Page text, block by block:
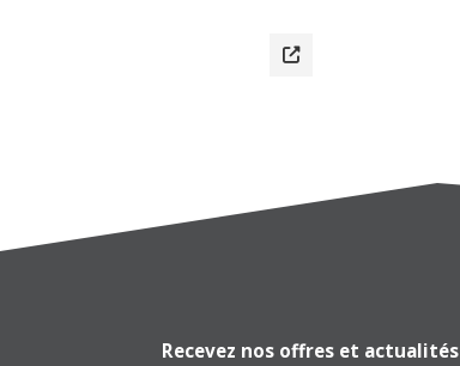
Recevez nos offres et actualités